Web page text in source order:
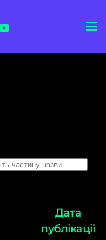
Дата
публікації